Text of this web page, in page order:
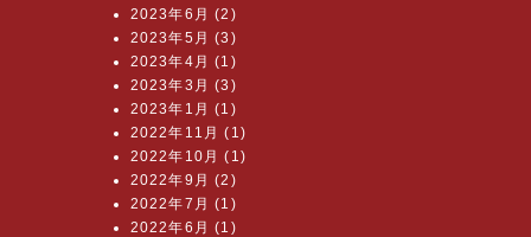
2023年6月 (2)
2023年5月 (3)
2023年4月 (1)
2023年3月 (3)
2023年1月 (1)
2022年11月 (1)
2022年10月 (1)
2022年9月 (2)
2022年7月 (1)
2022年6月 (1)